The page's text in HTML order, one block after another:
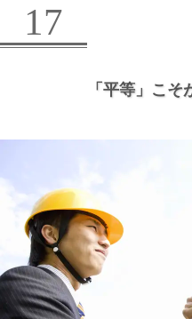
17
「平等」こそ